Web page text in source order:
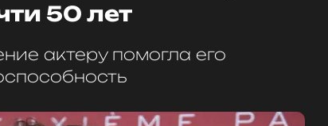
50 лет
актеру помогла его